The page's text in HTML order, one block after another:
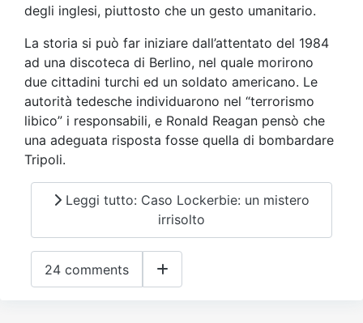
degli inglesi, piuttosto che un gesto umanitario.
La storia si può far iniziare dall’attentato del 1984
ad una discoteca di Berlino, nel quale morirono
due cittadini turchi ed un soldato americano. Le
autorità tedesche individuarono nel “terrorismo
libico” i responsabili, e Ronald Reagan pensò che
una adeguata risposta fosse quella di bombardare
Tripoli.
Leggi tutto: Caso Lockerbie: un mistero
irrisolto
24 comments